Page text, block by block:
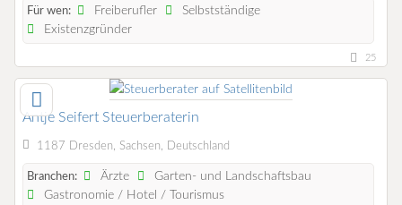
Für wen: Freiberufler
Selbstständige
Existenzgründer
25
Antje Seifert Steuerberaterin
1187 Dresden, Sachsen, Deutschland
Branchen: Ärzte
Garten- und Landschaftsbau
Gastronomie / Hotel / Tourismus